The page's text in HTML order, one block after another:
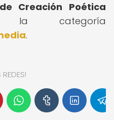
Creación Poética
la categoría
.